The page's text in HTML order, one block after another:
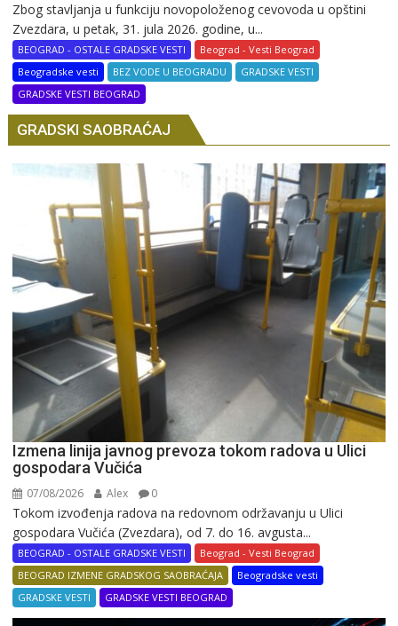
Zbog stavljanja u funkciju novopoloženog cevovoda u opštini
Zvezdara, u petak, 31. jula 2026. godine, u...
BEOGRAD - OSTALE GRADSKE VESTI
Beograd - Vesti Beograd
Beogradske vesti
BEZ VODE U BEOGRADU
GRADSKE VESTI
GRADSKE VESTI BEOGRAD
GRADSKI SAOBRAĆAJ
Izmena linija javnog prevoza tokom radova u Ulici
gospodara Vučića
07/08/2026 Alex 0
Tokom izvođenja radova na redovnom održavanju u Ulici
gospodara Vučića (Zvezdara), od 7. do 16. avgusta...
BEOGRAD - OSTALE GRADSKE VESTI
Beograd - Vesti Beograd
BEOGRAD IZMENE GRADSKOG SAOBRAĆAJA
Beogradske vesti
GRADSKE VESTI
GRADSKE VESTI BEOGRAD